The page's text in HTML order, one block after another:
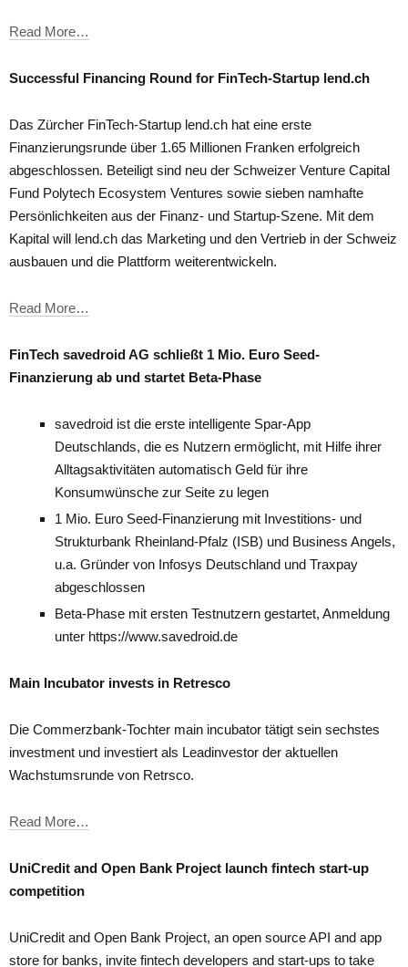
Read More…
Successful Financing Round for FinTech-Startup lend.ch
Das Zürcher FinTech-Startup lend.ch hat eine erste
Finanzierungsrunde über 1.65 Millionen Franken erfolgreich
abgeschlossen. Beteiligt sind neu der Schweizer Venture Capital
Fund Polytech Ecosystem Ventures sowie sieben namhafte
Persönlichkeiten aus der Finanz- und Startup-Szene. Mit dem
Kapital will lend.ch das Marketing und den Vertrieb in der Schweiz
ausbauen und die Plattform weiterentwickeln.
Read More…
FinTech savedroid AG schließt 1 Mio. Euro Seed-
Finanzierung ab und startet Beta-Phase
savedroid ist die erste intelligente Spar-App
Deutschlands, die es Nutzern ermöglicht, mit Hilfe ihrer
Alltagsaktivitäten automatisch Geld für ihre
Konsumwünsche zur Seite zu legen
1 Mio. Euro Seed-Finanzierung mit Investitions- und
Strukturbank Rheinland-Pfalz (ISB) und Business Angels,
u.a. Gründer von Infosys Deutschland und Traxpay
abgeschlossen
Beta-Phase mit ersten Testnutzern gestartet, Anmeldung
unter https://www.savedroid.de
Main Incubator invests in Retresco
Die Commerzbank-Tochter main incubator tätigt sein sechstes
investment und investiert als Leadinvestor der aktuellen
Wachstumsrunde von Retrsco.
Read More…
UniCredit and Open Bank Project launch fintech start-up
competition
UniCredit and Open Bank Project, an open source API and app
store for banks, invite fintech developers and start-ups to take